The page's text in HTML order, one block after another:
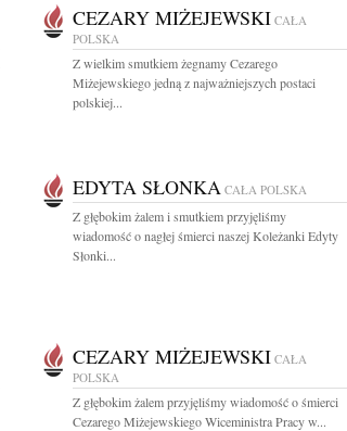
CEZARY MIŻEJEWSKI CAŁA
POLSKA
Z wielkim smutkiem żegnamy Cezarego
Miżejewskiego jedną z najważniejszych postaci
polskiej...
EDYTA SŁONKA CAŁA POLSKA
Z głębokim żalem i smutkiem przyjęliśmy
wiadomość o nagłej śmierci naszej Koleżanki Edyty
Słonki...
CEZARY MIŻEJEWSKI CAŁA
POLSKA
Z głębokim żalem przyjęliśmy wiadomość o śmierci
Cezarego Miżejewskiego Wiceministra Pracy w...